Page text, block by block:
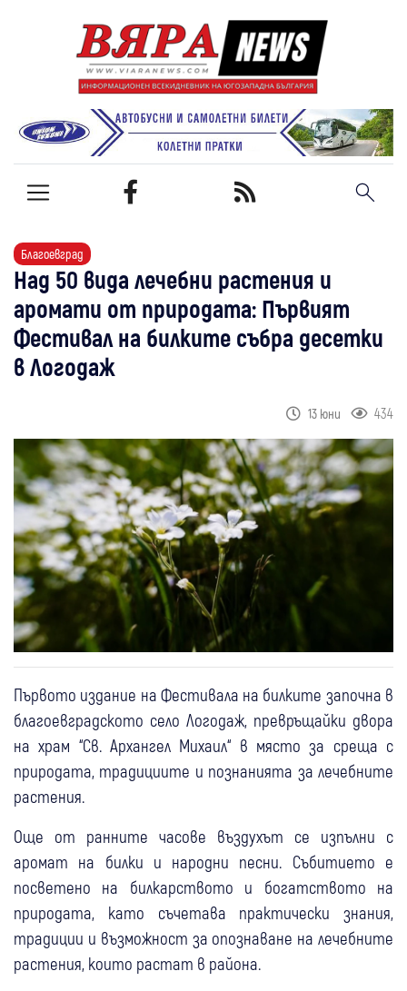
Благоевград
Над 50 вида лечебни растения и
аромати от природата: Първият
Фестивал на билките събра десетки
в Логодаж
13 юни 434
Първото издание на Фестивала на билките започна в
благоевградското село Логодаж, превръщайки двора
на храм “Св. Архангел Михаил“ в място за среща с
природата, традициите и познанията за лечебните
растения.
Още от ранните часове въздухът се изпълни с
аромат на билки и народни песни. Събитието е
посветено на билкарството и богатството на
природата, като съчетава практически знания,
традиции и възможност за опознаване на лечебните
растения, които растат в района.